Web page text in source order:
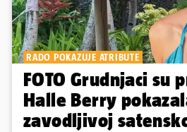
RADO POKAZUJE ATRIBUTE
FOTO Grudnjaci su
Halle Berry
zavodljivoj